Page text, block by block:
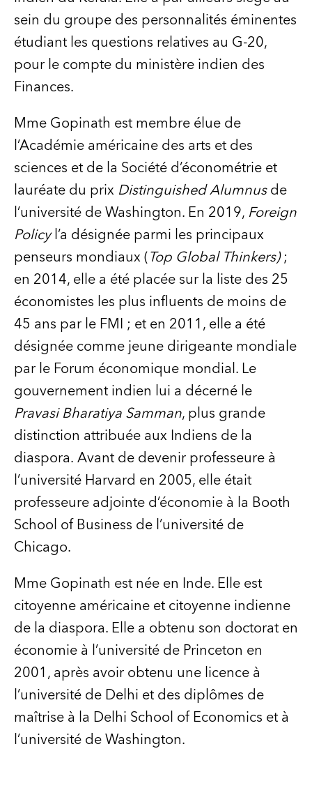
sein du groupe des personnalités éminentes
étudiant les questions relatives au G-20,
pour le compte du ministère indien des
Finances.
Mme Gopinath est membre élue de
l’Académie américaine des arts et des
sciences et de la Société d’économétrie et
lauréate du prix Distinguished Alumnusde
l’université de Washington. En 2019, Foreign
Policyl’a désignée parmi les principaux
penseurs mondiaux (Top Global Thinkers);
en 2014, elle a été placée sur la liste des 25
économistes les plus influents de moins de
45 ans par le FMI ; et en 2011, elle a été
désignée comme jeune dirigeante mondiale
par le Forum économique mondial. Le
gouvernement indien lui a décerné le
Pravasi Bharatiya Samman, plus grande
distinction attribuée aux Indiens de la
diaspora. Avant de devenir professeure à
l’université Harvard en 2005, elle était
professeure adjointe d’économie à la Booth
School of Business de l’université de
Chicago.
Mme Gopinath est née en Inde. Elle est
citoyenne américaine et citoyenne indienne
de la diaspora. Elle a obtenu son doctorat en
économie à l’université de Princeton en
2001, après avoir obtenu une licence à
l’université de Delhi et des diplômes de
maîtrise à la Delhi School of Economics et à
l’université de Washington.